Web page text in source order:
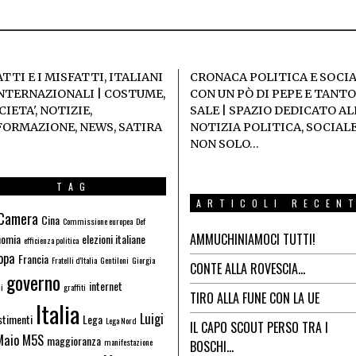
E I MISFATTI, ITALIANI
| COSTUME,
NOTIZIE,
NEWS, SATIRA
TAG
Cina Commissione europea Def
efficienza politica elezioni italiane
Francia Fratelli d'Italia Gentiloni Giorgia
governo graffiti internet
Italia Lega Lega Nord Luigi
M5S maggioranza manifestazione
CRONACA POLITICA E
CON UN PÒ DI PEPE E TANTO
SALE | SPAZIO DEDICATO
NOTIZIA POLITICA,
NON SOLO…
ARTICOLI
AMMUCHINIAMOCI TUTTI!
CONTE ALLA ROVESCIA…
TIRO ALLA FUNE CON LA UE
IL CAPO SCOUT PERSO TRA I
BOSCHI…